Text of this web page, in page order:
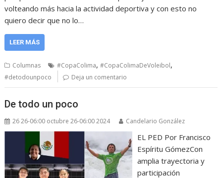
volteando más hacia la actividad deportiva y con esto no
quiero decir que no lo…
LEER MÁS
Columnas #CopaColima,#CopaColimaDeVoleibol,
#detodounpoco Deja un comentario
De todo un poco
26 26-06:00 octubre 26-06:00 2024 Candelario González
EL PED Por Francisco
Espíritu GómezCon
amplia trayectoria y
participación